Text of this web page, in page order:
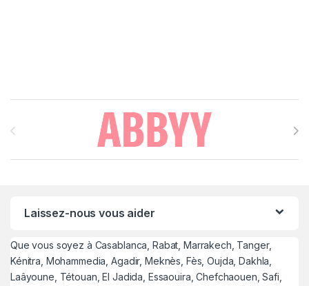
Brands Carousel
Laissez-nous vous aider
Que vous soyez à Casablanca, Rabat, Marrakech, Tanger,
Kénitra, Mohammedia, Agadir, Meknès, Fès, Oujda, Dakhla,
Laâyoune, Tétouan, El Jadida, Essaouira, Chefchaouen, Safi,